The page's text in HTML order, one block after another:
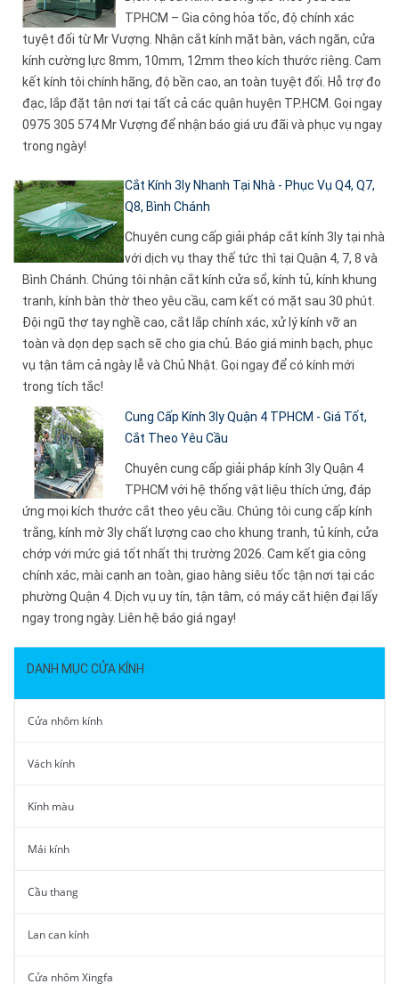
TPHCM – Gia công hỏa tốc, độ chính xác
tuyệt đối từ Mr Vượng. Nhận cắt kính mặt bàn, vách ngăn, cửa
kính cường lực 8mm, 10mm, 12mm theo kích thước riêng. Cam
kết kính tôi chính hãng, độ bền cao, an toàn tuyệt đối. Hỗ trợ đo
đạc, lắp đặt tận nơi tại tất cả các quận huyện TP.HCM. Gọi ngay
0975 305 574 Mr Vượng để nhận báo giá ưu đãi và phục vụ ngay
trong ngày!
Cắt Kính 3ly Nhanh Tại Nhà - Phục Vụ Q4, Q7,
Q8, Bình Chánh
Chuyên cung cấp giải pháp cắt kính 3ly tại nhà
với dịch vụ thay thế tức thì tại Quận 4, 7, 8 và
Bình Chánh. Chúng tôi nhận cắt kính cửa sổ, kính tủ, kính khung
tranh, kính bàn thờ theo yêu cầu, cam kết có mặt sau 30 phút.
Đội ngũ thợ tay nghề cao, cắt lắp chính xác, xử lý kính vỡ an
toàn và dọn dẹp sạch sẽ cho gia chủ. Báo giá minh bạch, phục
vụ tận tâm cả ngày lễ và Chủ Nhật. Gọi ngay để có kính mới
trong tích tắc!
Cung Cấp Kính 3ly Quận 4 TPHCM - Giá Tốt,
Cắt Theo Yêu Cầu
Chuyên cung cấp giải pháp kính 3ly Quận 4
TPHCM với hệ thống vật liệu thích ứng, đáp
ứng mọi kích thước cắt theo yêu cầu. Chúng tôi cung cấp kính
trắng, kính mờ 3ly chất lượng cao cho khung tranh, tủ kính, cửa
chớp với mức giá tốt nhất thị trường 2026. Cam kết gia công
chính xác, mài cạnh an toàn, giao hàng siêu tốc tận nơi tại các
phường Quận 4. Dịch vụ uy tín, tận tâm, có máy cắt hiện đại lấy
ngay trong ngày. Liên hệ báo giá ngay!
DANH MỤC CỬA KÍNH
Cửa nhôm kính
Vách kính
Kính màu
Mái kính
Cầu thang
Lan can kính
Cửa nhôm Xingfa